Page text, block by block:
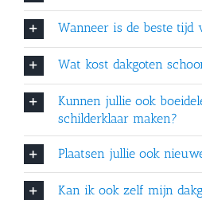
Wanneer is de beste tijd
Wat kost dakgoten
Kunnen jullie ook
schilderklaar maken?
Plaatsen jullie ook
Kan ik ook zelf mijn